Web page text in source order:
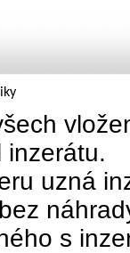
inzerátu.
uzná
s